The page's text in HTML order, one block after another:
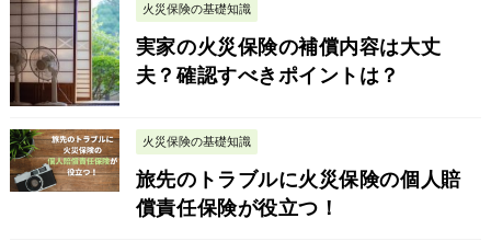
火災保険の基礎知識
実家の火災保険の補償内容は大丈
夫？確認すべきポイントは？
火災保険の基礎知識
旅先のトラブルに火災保険の個人賠
償責任保険が役立つ！